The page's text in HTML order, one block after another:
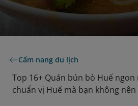
Cẩm nang du lịch
Top 16+ Quán bún bò Huế
chuẩn vị Huế mà bạn không